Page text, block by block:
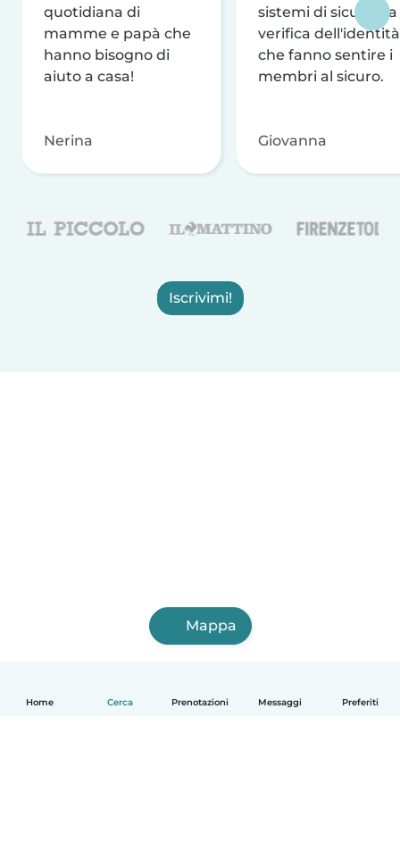
Home Cerca Prenotazioni Messaggi Preferiti
quotidiana di
mamme e papà che
hanno bisogno di
aiuto a casa!
Nerina
sistemi di sicurezza
verifica dell'identità
che fanno sentire i
membri al sicuro.
Giovanna
Iscrivimi!
Mappa